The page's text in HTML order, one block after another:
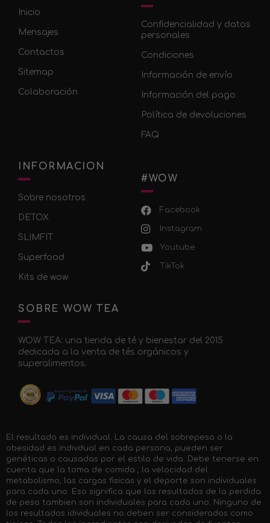
Inicio
Mensajes
Contactos
Sitemap
Colaboración
Confidencialidad y datos
personales
Condiciones
Información de envío
Información del pago
Política de devoluciones
FAQ
INFORMACION
Sobre nosotros
DETOX
SLIMFIT
Superfood
Kits de wow
#WOW
Facebook
Instagram
Youtube
TikTok
SOBRE WOW TEA
WOW TEA: una tienda de té y bienestar del 2015
dedicada a la venta de tés orgánicos y
superalimentos.
El resultado es individual. La causa del sobrepeso o la
obesidad es indivdual en cada persona, pueden ser
genéticas o causadas por el estilo de vida. Debe tenerse en
cuenta que la toma de comida , la velocidad del
metabolismo, las cargas fisicas y el deporte son individuales
para cada uno. Eso significa que los resultados de la perdida
de peso tambien son individuales para cada uno. Ninguno de
los resultados idividuales no deben ser considerados como